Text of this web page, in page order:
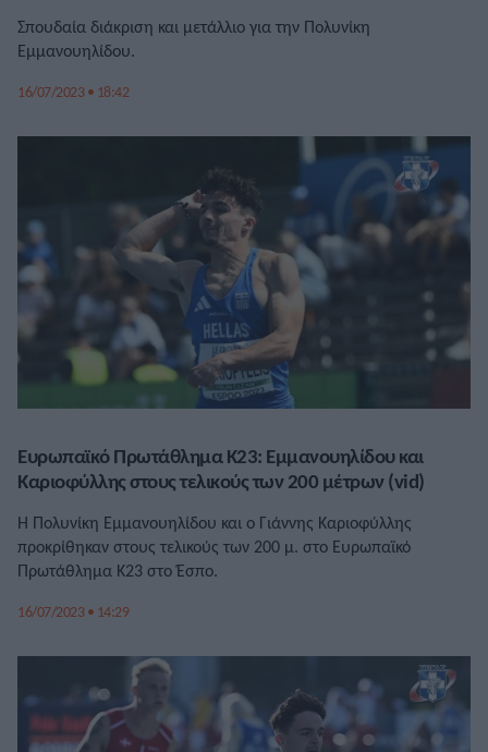
Σπουδαία διάκριση και μετάλλιο για την Πολυνίκη
Εμμανουηλίδου.
16/07/2023 • 18:42
Ευρωπαϊκό Πρωτάθλημα Κ23: Εμμανουηλίδου και
Καριοφύλλης στους τελικούς των 200 μέτρων (vid)
Η Πολυνίκη Εμμανουηλίδου και ο Γιάννης Καριοφύλλης
προκρίθηκαν στους τελικούς των 200 μ. στο Ευρωπαϊκό
Πρωτάθλημα Κ23 στο Έσπο.
16/07/2023 • 14:29